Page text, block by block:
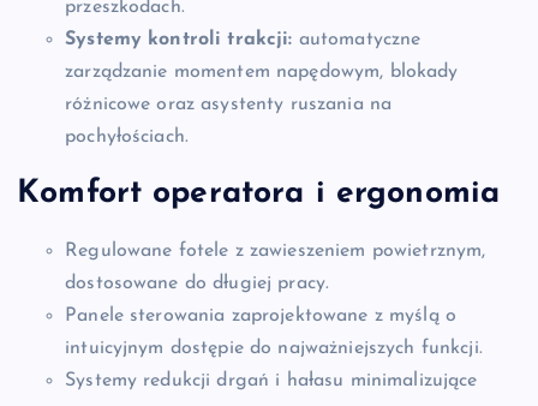
przeszkodach.
Systemy kontroli trakcji: automatyczne
zarządzanie momentem napędowym, blokady
różnicowe oraz asystenty ruszania na
pochyłościach.
Komfort operatora i ergonomia
Regulowane fotele z zawieszeniem powietrznym,
dostosowane do długiej pracy.
Panele sterowania zaprojektowane z myślą o
intuicyjnym dostępie do najważniejszych funkcji.
Systemy redukcji drgań i hałasu minimalizujące